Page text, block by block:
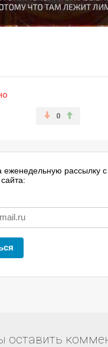
0
еженедельную рассылку
оставить